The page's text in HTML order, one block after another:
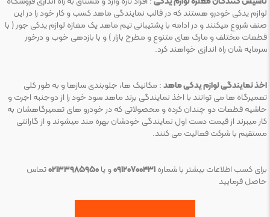
لوازم یدکی خودرو هستند که در قالب نمایندگی ماهد کسب و کار خود را در این
صنف شروع میکنند و در ادامه با پشتیبانی تیم ماهد یک مغازه لوازم یدکی جور ( با
قطعات مختلف و مارک های متنوع و مطرح بازار ) و با بازدهی خوب و درخور
سرمایه شان راه اندازی خواهند کرد.
اخذ نمایندگی لوازم یدکی ماهد: مکانیک ها، جلوبندی سازها و به طور کلی
تعمیرگاه ها می توانند با اخذ نمایندگی برند ماهد سود خود را از دوجنبه اجرت و
حاشیه قطعات دو چندان کرده و محصولاتی که در خودرو های تعمیرگاهشان به
کار میبرند از قیمت دست اول نمایندگی خودشان بهره مند میشوند و از گارانتی
مستقیم با شرکت فعالیت می کنند.
برای کسب اطلاعات بیشتر با شماره۰۹۱۲۰۷۰۰۴۳۱و یا۰۲۱۳۳۹۸۵۹۵۰تماس
حاصل فرمایید